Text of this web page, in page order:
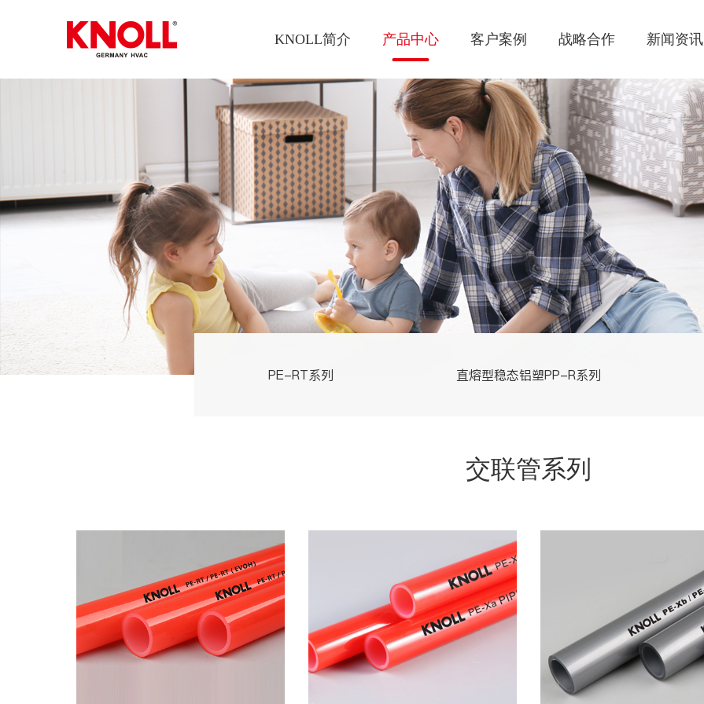
KNOLL简介 产品中心 客户案例 战略合作 新闻资讯
PE-RT系列 直熔型稳态铝塑PP-R系列
交联管系列